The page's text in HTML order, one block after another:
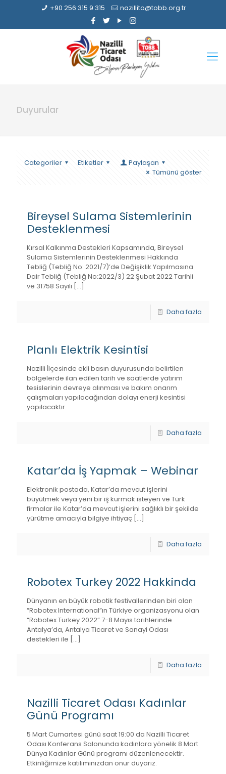
+90 256 315 9 315 nazillito@tobb.org.tr
Duyurular
Categoriler Etiketler
Paylaşan
Tümünü göster
Bireysel Sulama Sistemlerinin
Desteklenmesi
Kırsal Kalkınma Destekleri Kapsamında, Bireysel
Sulama Sistemlerinin Desteklenmesi Hakkında
Tebliğ (Tebliğ No: 2021/7)’de Değişiklik Yapılmasına
Dair Tebliğ (Tebliğ No:2022/3) 22 Şubat 2022 Tarihli
ve 31758 Sayılı […]
Daha fazla
Planlı Elektrik Kesintisi
Nazilli İlçesinde ekli basın duyurusunda belirtilen
bölgelerde ilan edilen tarih ve saatlerde yatırım
tesislerinin devreye alınması ve bakım onarım
çalışmaları yapılacağından dolayı enerji kesintisi
yapılacaktır.
Daha fazla
Katar’da İş Yapmak – Webinar
Elektronik postada, Katar’da mevcut işlerini
büyütmek veya yeni bir iş kurmak isteyen ve Türk
firmalar ile Katar’da mevcut işlerini sağlıklı bir şekilde
yürütme amacıyla bilgiye ihtiyaç […]
Daha fazla
Robotex Turkey 2022 Hakkinda
Dünyanın en büyük robotik festivallerinden biri olan
“Robotex International”ın Türkiye organizasyonu olan
“Robotex Turkey 2022” 7-8 Mayıs tarihlerinde
Antalya’da, Antalya Ticaret ve Sanayi Odası
destekleri ile […]
Daha fazla
Nazilli Ticaret Odası Kadınlar
Günü Programı
5 Mart Cumartesi günü saat 19:00 da Nazilli Ticaret
Odası Konferans Salonunda kadınlara yönelik 8 Mart
Dünya Kadınlar Günü programı düzenlenecektir.
Etkinliğimize katılımınızdan onur duyarız.